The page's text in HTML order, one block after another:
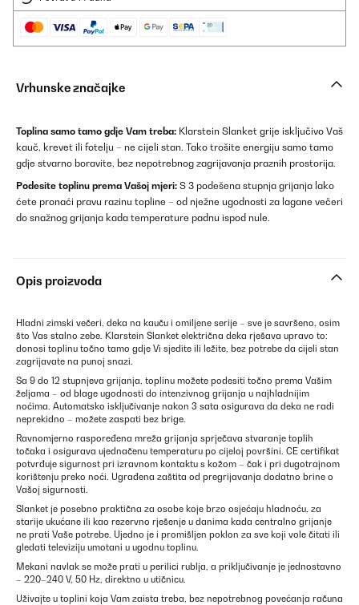
Vrhunske značajke
Toplina samo tamo gdje Vam treba: Klarstein Slanket grije isključivo Vaš
kauč, krevet ili fotelju – ne cijeli stan. Tako trošite energiju samo tamo
gdje stvarno boravite, bez nepotrebnog zagrijavanja praznih prostorija.
Podesite toplinu prema Vašoj mjeri: S 3 podešena stupnja grijanja lako
ćete pronaći pravu razinu topline – od nježne ugodnosti za lagane večeri
do snažnog grijanja kada temperature padnu ispod nule.
Opis proizvoda
Hladni zimski večeri, deka na kauču i omiljene serije – sve je savršeno, osim
što Vas stalno zebe. Klarstein Slanket električna deka rješava upravo to:
donosi toplinu točno tamo gdje Vi sjedite ili ležite, bez potrebe da cijeli stan
zagrijavate na punoj snazi.
Sa 9 do 12 stupnjeva grijanja, toplinu možete podesiti točno prema Vašim
željama – od blage ugodnosti do intenzivnog grijanja u najhladnijim
noćima. Automatsko isključivanje nakon 3 sata osigurava da deka ne radi
neprekidno – možete zaspati bez brige.
Ravnomjerno raspoređena mreža grijanja sprječava stvaranje toplih
točaka i osigurava ujednačenu temperaturu po cijeloj površini. CE certifikat
potvrđuje sigurnost pri izravnom kontaktu s kožom – čak i pri dugotrajnom
korištenju preko noći. Ugrađena zaštita od pregrijavanja dodatno brine o
Vašoj sigurnosti.
Slanket je posebno praktična za osobe koje brzo osjećaju hladnoću, za
starije ukućane ili kao rezervno rješenje u danima kada centralno grijanje
ne prati Vaše potrebe. Ujedno je i promišljen poklon za sve koji vole čitati ili
gledati televiziju umotani u ugodnu toplinu.
Mekani navlak se može prati u perilici rublja, a priključivanje je jednostavno
– 220–240 V, 50 Hz, direktno u utičnicu.
Uživajte u toplini koja Vam zaista treba, bez nepotrebnog povećanja računa